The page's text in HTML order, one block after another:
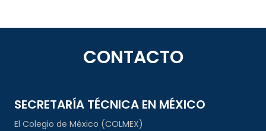
CONTACTO
SECRETARÍA TÉCNICA EN MÉXICO
El Colegio de México (COLMEX)